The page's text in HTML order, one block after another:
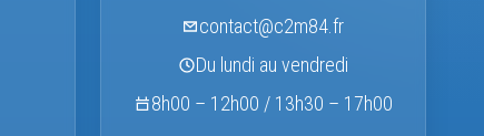
contact@c2m84.fr
Du lundi au vendredi
8h00 – 12h00 / 13h30 – 17h00